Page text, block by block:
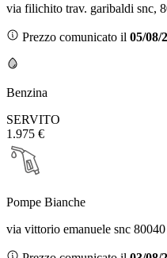
via filichito trav. garibaldi snc,
Prezzo comunicato il 05/08/
Benzina
SERVITO
1.975 €
Pompe Bianche
via vittorio emanuele snc